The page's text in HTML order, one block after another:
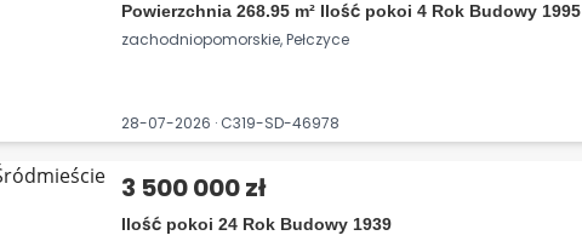
Powierzchnia 268.95 m² Ilość pokoi 4 Rok Budowy 1995
zachodniopomorskie, Pełczyce
28-07-2026 · C319-SD-46978
3 500 000 zł
Ilość pokoi 24 Rok Budowy 1939